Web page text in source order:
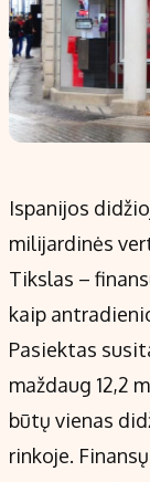
Ispanijos
milijardinės
Tikslas –
kaip
Pasiektas
maždaug 12,2
būtų vienas
rinkoje.